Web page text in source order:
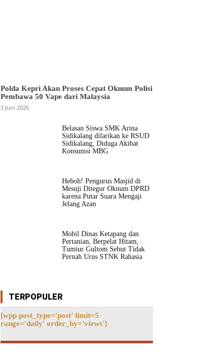
Polda Kepri Akan Proses Cepat Oknum Polisi
Pembawa 50 Vape dari Malaysia
3 Juni 2026
Belasan Siswa SMK Arina
Sidikalang dilarikan ke RSUD
Sidikalang, Diduga Akibat
Konsumsi MBG
Heboh! Pengurus Masjid di
Mesuji Ditegur Oknum DPRD
karena Putar Suara Mengaji
Jelang Azan
Mobil Dinas Ketapang dan
Pertanian, Berpelat Hitam,
Tumiur Gultom Sebut Tidak
Pernah Urus STNK Rahasia
TERPOPULER
[wpp post_type='post' limit=5
range='daily' order_by='views']